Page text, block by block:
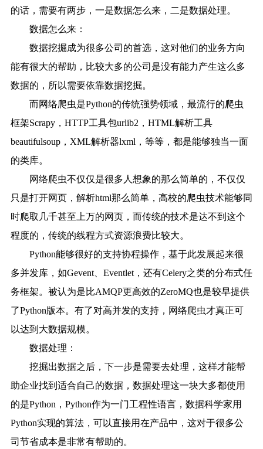
的话，需要有两步，一是数据怎么来，二是数据处理。
数据怎么来：
数据挖掘成为很多公司的首选，这对他们的业务方向
能有很大的帮助，比较大多的公司是没有能力产生这么多
数据的，所以需要依靠数据挖掘。
而网络爬虫是Python的传统强势领域，最流行的爬虫
框架Scrapy，HTTP工具包urlib2，HTML解析工具
beautifulsoup，XML解析器lxml，等等，都是能够独当一面
的类库。
网络爬虫不仅仅是很多人想象的那么简单的，不仅仅
只是打开网页，解析html那么简单，高校的爬虫技术能够同
时爬取几千甚至上万的网页，而传统的技术是达不到这个
程度的，传统的线程方式资源浪费比较大。
Python能够很好的支持协程操作，基于此发展起来很
多并发库，如Gevent、Eventlet，还有Celery之类的分布式任
务框架。被认为是比AMQP更高效的ZeroMQ也是较早提供
了Python版本。有了对高并发的支持，网络爬虫才真正可
以达到大数据规模。
数据处理：
挖掘出数据之后，下一步是需要去处理，这样才能帮
助企业找到适合自己的数据，数据处理这一块大多都使用
的是Python，Python作为一门工程性语言，数据科学家用
Python实现的算法，可以直接用在产品中，这对于很多公
司节省成本是非常有帮助的。